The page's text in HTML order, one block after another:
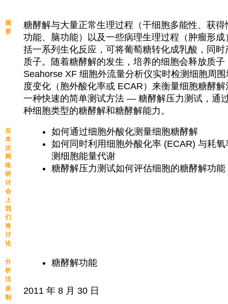
摘
要
糖酵解与大量正常生理过程（干细胞多能性、获
功能、脑功能）以及一些病理生理过程（肿瘤形
括一系列生化反应，可将葡萄糖转化成乳酸，同
质子。随着糖酵解的发生，培养的细胞会释放质
Seahorse XF 细胞外流量分析仪实时检测细胞周
度变化（胞外酸化率或 ECAR）来衡量细胞糖酵
一种快速的简单测试方法 — 糖酵解压力测试，通
种细胞类型的糖酵解和糖酵解能力。
在
本
次
网
络
研
讨
会
上
我
们
将
讨
论
如何通过细胞外酸化测量细胞糖酵解
如何同时利用细胞外酸化率 (ECAR) 与耗
测细胞能量代谢
糖酵解压力测试如何评估细胞的糖酵解功能
分
析
法
糖酵解功能
录
制
2011 年 8 月 30 日